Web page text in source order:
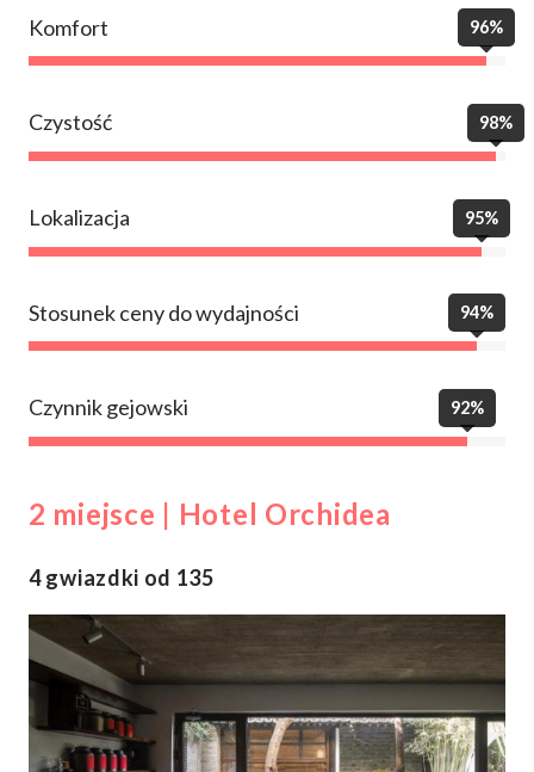
Komfort 96%
Czystość 98%
Lokalizacja 95%
Stosunek ceny do wydajności 94%
Czynnik gejowski 92%
2 miejsce | Hotel Orchidea
4 gwiazdki od 135